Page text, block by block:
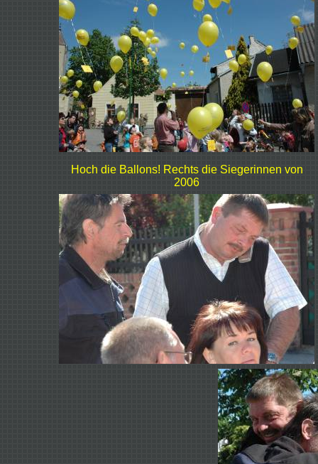
Hoch die Ballons! Rechts die Siegerinnen von
2006